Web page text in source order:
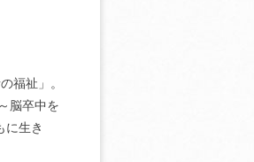
福祉」。
脳卒中を
に生き